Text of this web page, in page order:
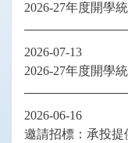
2026-27年度開學
2026-07-13
2026-27年度開學
2026-06-16
邀請招標：承投提